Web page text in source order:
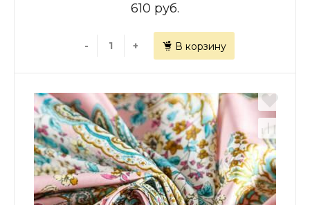
610 руб.
- + В корзину